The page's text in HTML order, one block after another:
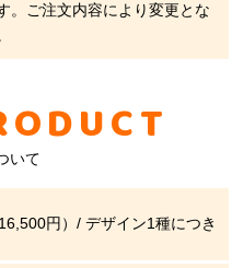
。ご注文内容により変更とな
いて
円）/ デザイン1種につき